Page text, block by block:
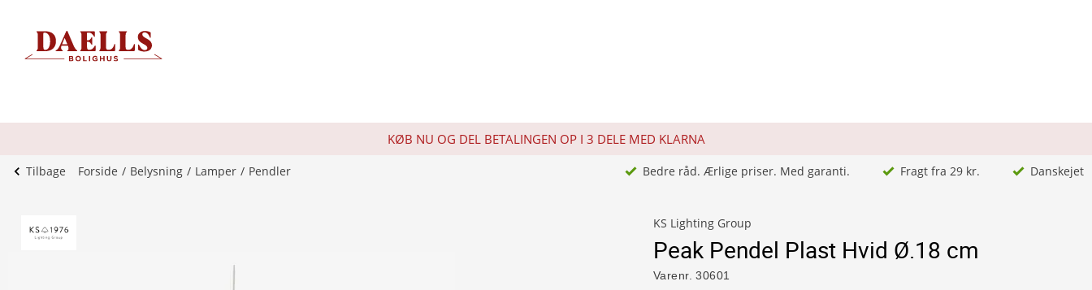
KØB NU OG DEL BETALINGEN OP I 3 DELE MED KLARNA
Tilbage Forside Belysning Lamper Pendler Bedre råd. Ærlige priser. Med garanti. Fragt fra 29 kr. Danskejet
KS Lighting Group
Peak Pendel Plast Hvid Ø.18 cm
Varenr. 30601